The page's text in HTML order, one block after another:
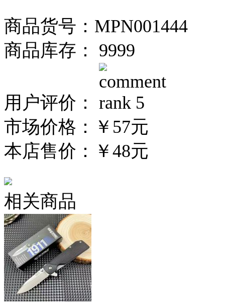
商品货号：MPN001444
商品库存： 9999
用户评价：
市场价格： ￥57元
本店售价： ￥48元
相关商品